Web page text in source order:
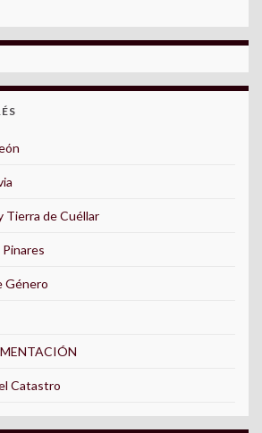
Tierra de Cuéllar
Género
Catastro